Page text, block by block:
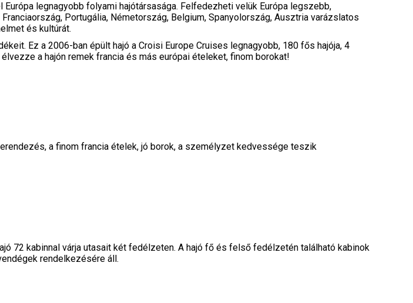
legnagyobb folyami hajótársasága. Felfedezheti velük Európa legszebb,
Portugália, Németország, Belgium, Spanyolország, Ausztria varázslatos
és kultúrát.
Ez a 2006-ban épült hajó a Croisi Europe Cruises legnagyobb, 180 fős hajója, 4
a hajón remek francia és más európai ételeket, finom borokat!
a finom francia ételek, jó borok, a személyzet kedvessége teszik
72 kabinnal várja utasait két fedélzeten. A hajó fő és felső fedélzetén található kabinok
rendelkezésére áll.